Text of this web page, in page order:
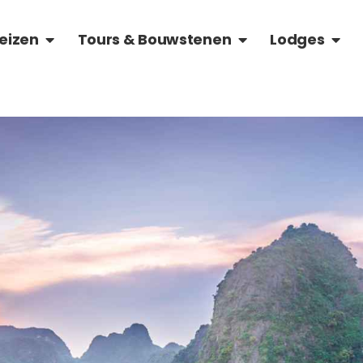
VIETNAMOPEN RONDREIZEN
Tours & Bouwstenen OPEN TOURS &
Lodges